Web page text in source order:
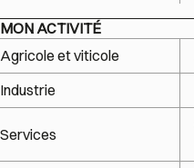
MON ACTIVITÉ
Agricole et viticole
Industrie
Services